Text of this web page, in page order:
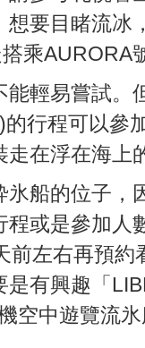
想要目睹流冰
乘AURORA
能輕易嘗試。
行程可以參
在浮在海上
氷船的位子，
或是參加人
前左右再預約
有興趣「
空中遊覽流